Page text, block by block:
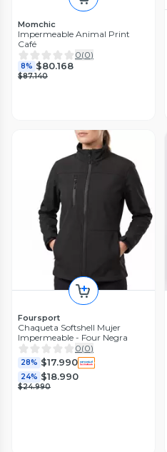
Momchic
Impermeable Animal Print
Café
0(0)
8% $80.168
$87.140
Foursport
Chaqueta Softshell Mujer
Impermeable - Four Negra
0(0)
28% $17.990
24% $18.990
$24.990